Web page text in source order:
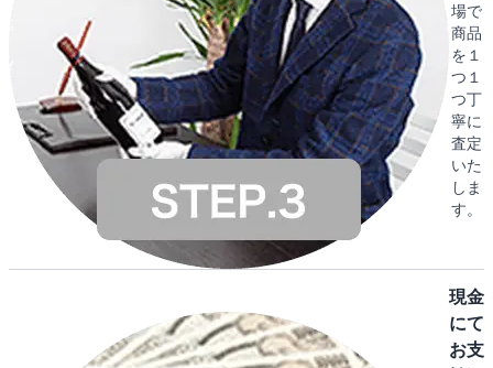
場で
商品
を１
つ１
つ丁
寧に
査定
いた
しま
す。
現金
にて
お支